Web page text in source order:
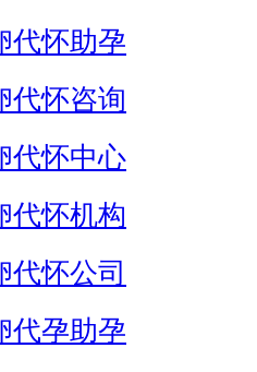
代怀助孕
代怀咨询
代怀中心
代怀机构
代怀公司
代孕助孕